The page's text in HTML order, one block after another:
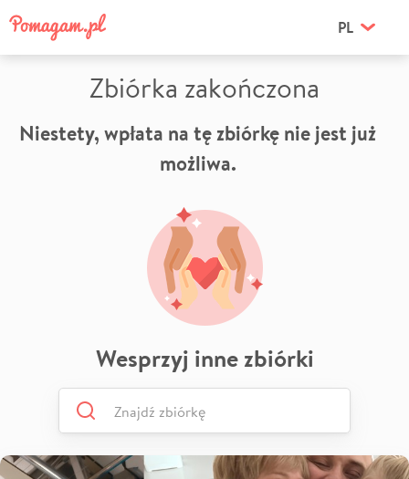
PL
Zbiórka zakończona
Niestety, wpłata na tę zbiórkę nie jest już
możliwa.
Wesprzyj inne zbiórki